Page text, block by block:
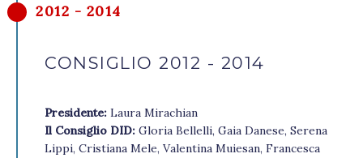
2012 - 2014
CONSIGLIO 2012 - 2014
Presidente: Laura Mirachian
Il Consiglio DID: Gloria Bellelli, Gaia Danese, Serena
Lippi, Cristiana Mele, Valentina Muiesan, Francesca